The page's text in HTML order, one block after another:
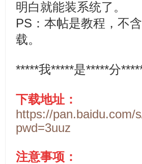
明白就能装系统了。
PS：本帖是教程，不
载。
*****我*****是*****分
下载地址：
https://pan.baidu.com/
pwd=3uuz
注意事项：